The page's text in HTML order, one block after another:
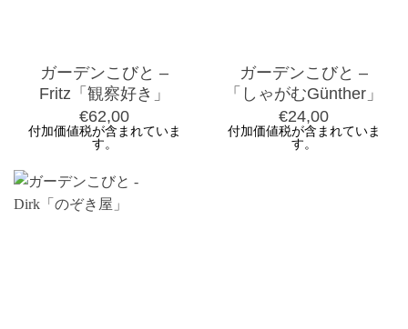
ガーデンこびと –
Fritz「観察好き」
€62,00
付加価値税が含まれていま
す。
ガーデンこびと –
「しゃがむGünther」
€24,00
付加価値税が含まれていま
す。